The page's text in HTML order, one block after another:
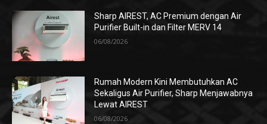
Sharp AIREST, AC Premium dengan Air
Purifier Built-in dan Filter MERV 14
06/08/2026
Rumah Modern Kini Membutuhkan AC
Sekaligus Air Purifier, Sharp Menjawabnya
Lewat AIREST
06/08/2026